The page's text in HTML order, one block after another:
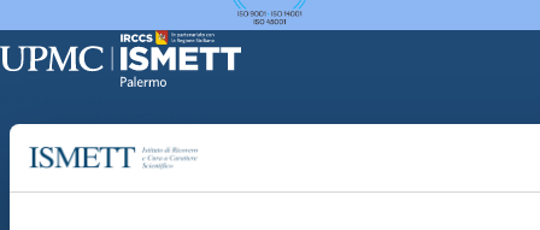
Via Discesa dei Giudici 4 90133 Palermo